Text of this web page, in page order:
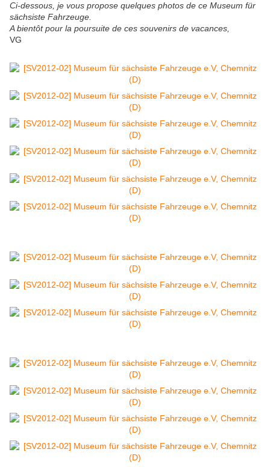
Ci-dessous, je vous propose quelques photos de ce Museum für
sächsiste Fahrzeuge.
A bientôt pour la poursuite de ces souvenirs de vacances,
VG